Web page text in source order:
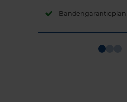
Bandengarantieplan